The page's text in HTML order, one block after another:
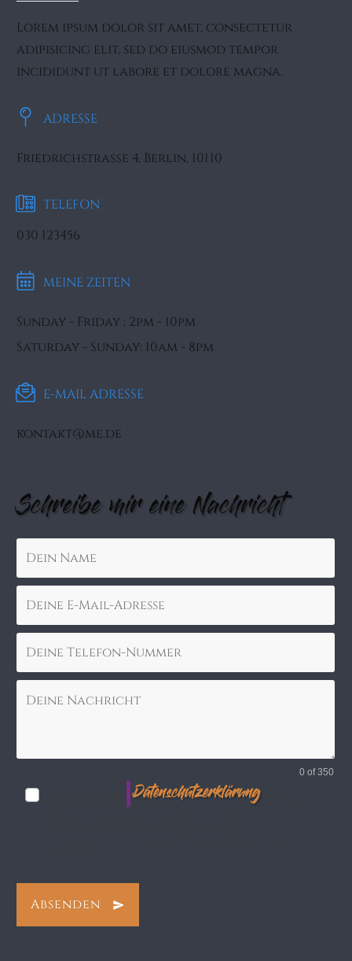
Lorem ipsum dolor sit amet, consectetur
adipisicing elit, sed do eiusmod tempor
incididunt ut labore et dolore magna.
ADRESSE
Friedrichstraße 4, Berlin, 10110
TELEFON
030 123456
MEINE ZEITEN
Sunday - Friday : 2pm - 10pm
Saturday - Sunday: 10am - 8pm
E-MAIL ADRESSE
kontakt@me.de
Schreibe mir eine Nachricht
0 of 350
Datenschutzerklärungzur
Kenntnis genommen. Ich stimme zu, dass
Absenden